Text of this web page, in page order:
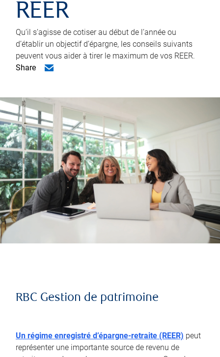
REER
Qu’il s’agisse de cotiser au début de l’année ou
d’établir un objectif d’épargne, les conseils suivants
peuvent vous aider à tirer le maximum de vos REER.
Share
RBC Gestion de patrimoine
Un régime enregistré d’épargne-retraite (REER) peut
représenter une importante source de revenu de